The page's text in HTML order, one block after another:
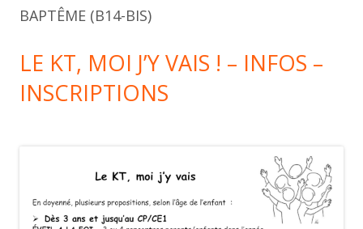
BAPTÊME (B14-BIS)
LE KT, MOI J’Y VAIS ! – INFOS –
INSCRIPTIONS